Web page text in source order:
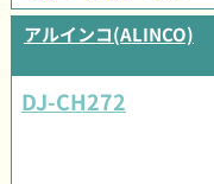
アルインコ(ALINCO)
DJ-CH272